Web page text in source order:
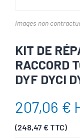
Images non
KIT DE
RACCORD
DYF DYCI
207,06 €
(248,47 € TTC)